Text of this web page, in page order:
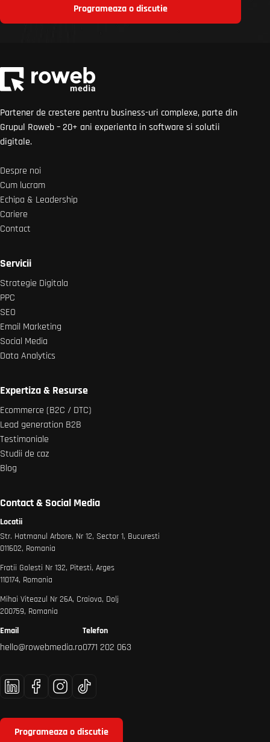
Programeaza o discutie
Partener de crestere pentru business-uri complexe, parte din
Grupul Roweb – 20+ ani experienta in software si solutii
digitale.
Despre noi
Cum lucram
Echipa & Leadership
Cariere
Contact
Servicii
Strategie Digitala
PPC
SEO
Email Marketing
Social Media
Data Analytics
Expertiza & Resurse
Ecommerce (B2C / DTC)
Lead generation B2B
Testimoniale
Studii de caz
Blog
Contact & Social Media
Locatii
Str. Hatmanul Arbore, Nr 12, Sector 1, Bucuresti
011602, Romania
Fratii Golesti Nr 132, Pitesti, Arges
110174, Romania
Mihai Viteazul Nr 26A, Craiova, Dolj
200759, Romania
Email
hello@rowebmedia.ro
Telefon
0771 202 063
Programeaza o discutie